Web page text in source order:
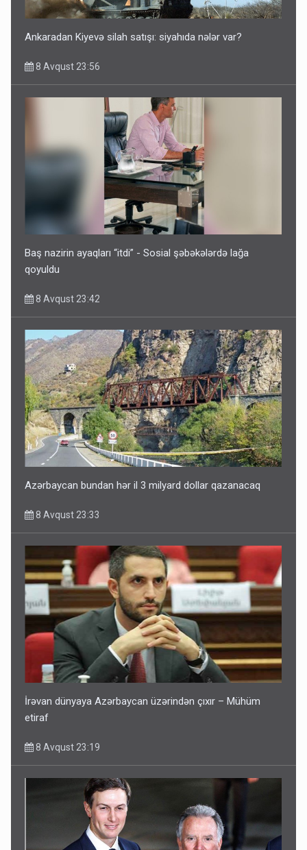
8 Avqust 23:33
İrəvan dünyaya Azərbaycan üzərindən çıxır – Mühüm
8 Avqust 23:19
Paşinyan Əliyevə zəng etməsindən danışdı
8 Avqust 16:18
Ankaradan Kiyevə silah satışı: siyahıda nələr var?
8 Avqust 23:56
Baş nazirin ayaqları “itdi” - Sosial şəbəkələrdə lağa
qoyuldu
8 Avqust 23:42
Azərbaycan bundan hər il 3 milyard dollar qazanacaq
8 Avqust 23:33
İrəvan dünyaya Azərbaycan üzərindən çıxır – Mühüm
etiraf
8 Avqust 23:19